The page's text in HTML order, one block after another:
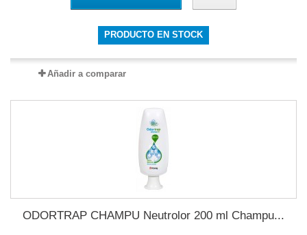
PRODUCTO EN STOCK
Añadir a comparar
ODORTRAP CHAMPU Neutrolor 200 ml Champu...